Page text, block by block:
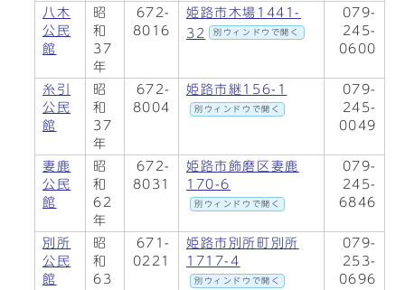
八木
公民
館
昭
和
37
年
672-
8016
姫路市木場1441-
32
別ウィンドウで開く
079-
245-
0600
糸引
公民
館
昭
和
37
年
672-
8004
姫路市継156-1
別ウィンドウで開く
079-
245-
0049
妻鹿
公民
館
昭
和
62
年
672-
8031
姫路市飾磨区妻鹿
170-6
別ウィンドウで開く
079-
245-
6846
別所
公民
館
昭
和
63
671-
0221
姫路市別所町別所
1717-4
別ウィンドウで開く
079-
253-
0696